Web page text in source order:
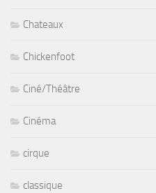
Chateaux
Chickenfoot
Ciné/Théâtre
Cinéma
cirque
classique